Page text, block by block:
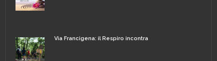
Via Francigena: il Respiro incontra